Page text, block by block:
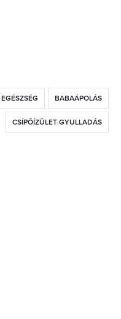
EGÉSZSÉG BABAÁPOLÁS
CSÍPŐÍZÜLET-GYULLADÁS